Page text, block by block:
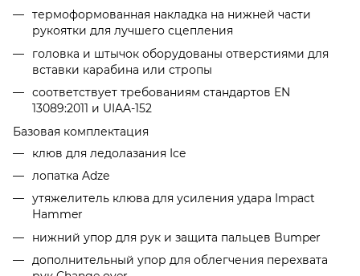
термоформованная накладка на нижней части
рукоятки для лучшего сцепления
головка и штычок оборудованы отверстиями для
вставки карабина или стропы
соответствует требованиям стандартов EN
13089:2011 и UIAA-152
Базовая комплектация
клюв для ледолазания Ice
лопатка Adze
утяжелитель клюва для усиления удара Impact
Hammer
нижний упор для рук и защита пальцев Bumper
дополнительный упор для облегчения перехвата